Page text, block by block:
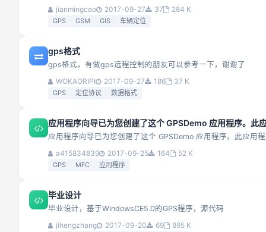
jianmingcao
2017-09-27 37 284 K
GPS GSM GIS 车辆定位
gps格式
gps格式，有做gps远程控制的朋友可以参考一下，谢谢了
WOKAORIPI
2017-09-27 186 37 K
GPS 定位协议 数据格式
应用程序向导已为您创建了这个 GPSDemo 应用程序。
应用程序向导已为您创建了这个 GPSDemo 应用程序。此应用
a415834839
2017-09-25 164 52 K
GPS MFC 应用程序
毕业设计
毕业设计，基于WindowsCE5.0的GPS程序，源代码
jihengzhang
2017-09-20 69 895 K